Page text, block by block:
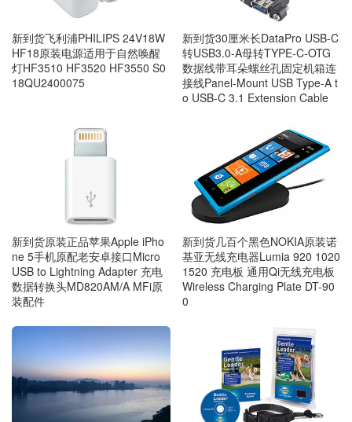
新到货飞利浦PHILIPS 24V18W
HF18原装电源适用于自然唤醒
灯HF3510 HF3520 HF3550 S0
18QU2400075
新到货30厘米长DataPro USB-C
转USB3.0-A母转TYPE-C-OTG
数据线带耳朵螺丝孔固定机箱连
接线Panel-Mount USB Type-A t
o USB-C 3.1 Extension Cable
新到货原装正品苹果Apple iPho
ne 5手机原配老安卓接口Micro
USB to Lightning Adapter 充电
数据转换头MD820AM/A MFi原
装配件
新到货几百个黑色NOKIA原装诺
基亚无线充电器Lumia 920 1020
1520 充电板 通用Qi无线充电板
Wireless Charging Plate DT-90
0